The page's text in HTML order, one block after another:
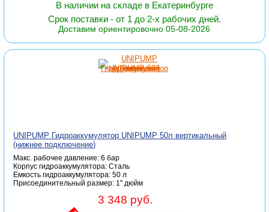
В наличии на складе в Екатеринбурге
Срок поставки - от 1 до 2-х рабочих дней.
Доставим ориентировочно 05-08-2026
UNIPUMP Гидроаккумулятор UNIPUMP 50л вертикальный
(нижнее подключение)
Макс. рабочее давление: 6 бар
Корпус гидроаккумулятора: Сталь
Емкость гидроаккумулятора: 50 л
Присоединительный размер: 1" дюйм
3 348 руб.